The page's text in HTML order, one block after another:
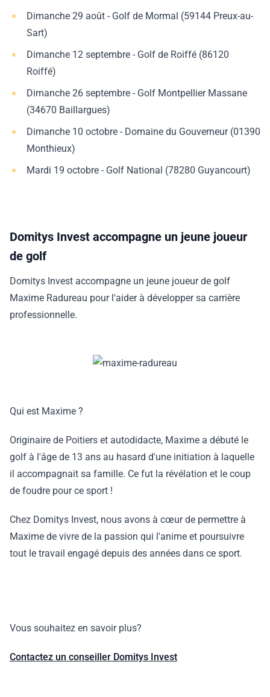
Dimanche 29 août - Golf de Mormal (59144 Preux-au-
Sart)
Dimanche 12 septembre - Golf de Roiffé (86120
Roiffé)
Dimanche 26 septembre - Golf Montpellier Massane
(34670 Baillargues)
Dimanche 10 octobre - Domaine du Gouverneur (01390
Monthieux)
Mardi 19 octobre - Golf National (78280 Guyancourt)
Domitys Invest accompagne un jeune joueur
de golf
Domitys Invest accompagne un jeune joueur de golf
Maxime Radureau pour l'aider à développer sa carrière
professionnelle.
Qui est Maxime ?
Originaire de Poitiers et autodidacte, Maxime a débuté le
golf à l'âge de 13 ans au hasard d'une initiation à laquelle
il accompagnait sa famille. Ce fut la révélation et le coup
de foudre pour ce sport !
Chez Domitys Invest, nous avons à cœur de permettre à
Maxime de vivre de la passion qui l'anime et poursuivre
tout le travail engagé depuis des années dans ce sport.
Vous souhaitez en savoir plus?
Contactez un conseiller Domitys Invest